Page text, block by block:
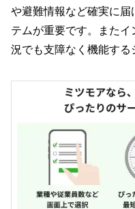
や避難情報など確実に
テムが重要です。また
況でも支障なく機能する